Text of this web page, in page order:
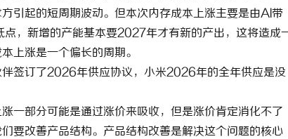
引起的短周期波动。但本次内存成本上涨主要是由AI带
，新增的产能基本要2027年才有新的产出，这将造成
上涨是一个偏长的周期。
签订了2026年供应协议，小米2026年的全年供应是没
一部分可能是通过涨价来吸收，但是涨价肯定消化不了
要改善产品结构。产品结构改善是解决这个问题的核心